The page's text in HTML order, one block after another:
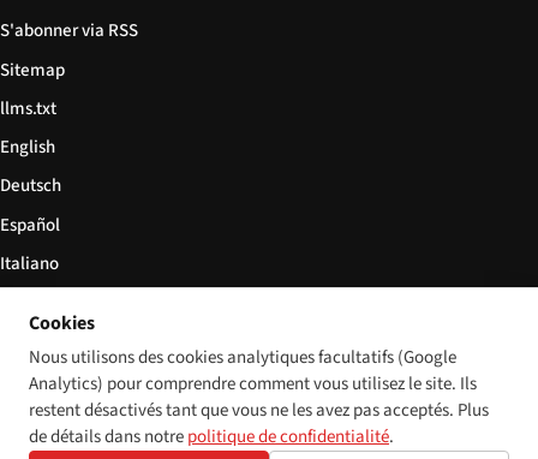
S'abonner via RSS
Sitemap
llms.txt
English
Deutsch
Español
Italiano
© 2026 Disability World. Tous droits réservés. Cookie settings
Cookies
Nous utilisons des cookies analytiques facultatifs (Google
Analytics) pour comprendre comment vous utilisez le site. Ils
restent désactivés tant que vous ne les avez pas acceptés. Plus
de détails dans notrepolitique de confidentialité.